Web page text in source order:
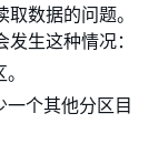
数据的问题。
生这种情况：
个其他分区目